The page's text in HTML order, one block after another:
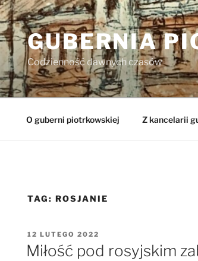
GUBERNIA
Codzienność dawnych czasów
O guberni piotrkowskiej Z kancelarii
TAG: ROSJANIE
OPUBLIKOWANE
W
12 LUTEGO 2022
Miłość pod rosyjskim